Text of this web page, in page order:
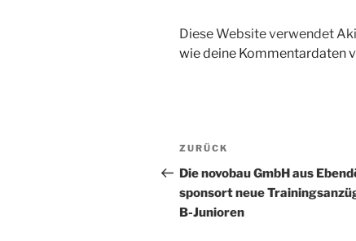
Diese Website verwendet
wie deine Kommentardaten
Beitragsnavigation
Vorheriger
Beitrag
ZURÜCK
Die novobau GmbH aus
sponsort neue
B-Junioren